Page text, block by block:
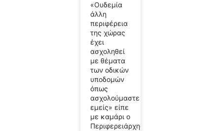
«Ουδεμία
άλλη
περιφέρεια
της χώρας
έχει
ασχοληθεί
με θέματα
των οδικών
υποδομών
όπως
ασχολούμαστε
εμείς» είπε
με καμάρι ο
Περιφερειάρχης